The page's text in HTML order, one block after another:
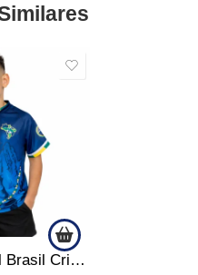
Camisa Infantil Brasil Criança Menino Menina Copa Azul